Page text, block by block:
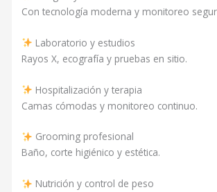
Con tecnología moderna y monitoreo
Laboratorio y estudios
Rayos X, ecografía y pruebas en sitio.
Hospitalización y terapia
Camas cómodas y monitoreo continuo.
Grooming profesional
Baño, corte higiénico y estética.
Nutrición y control de peso